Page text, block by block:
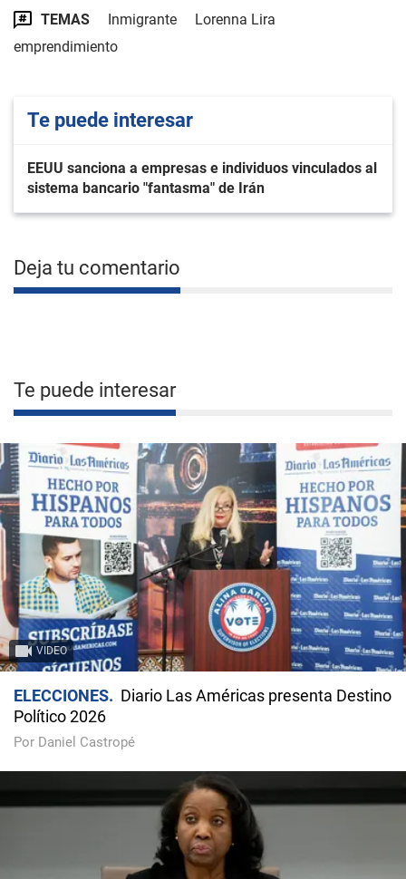
TEMAS Inmigrante
Lorenna Lira
emprendimiento
Te puede interesar
EEUU sanciona a empresas e individuos vinculados al
sistema bancario "fantasma" de Irán
Deja tu comentario
Te puede interesar
VIDEO
ELECCIONES
Diario Las Américas presenta Destino
Político 2026
Por Daniel Castropé